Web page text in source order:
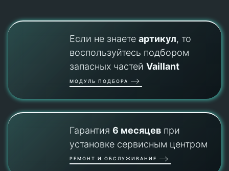
Если не знаете артикул, то
воспользуйтесь подбором
запасных частей Vaillant
МОДУЛЬ ПОДБОРА
Гарантия 6 месяцевпри
установке сервисным центром
РЕМОНТ И ОБСЛУЖИВАНИЕ